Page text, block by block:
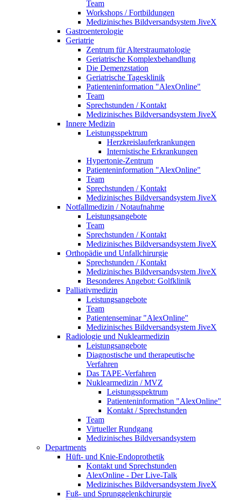
Team
Workshops / Fortbildungen
Medizinisches Bildversandsystem JiveX
Gastroenterologie
Geriatrie
Zentrum für Alterstraumatologie
Geriatrische Komplexbehandlung
Die Demenzstation
Geriatrische Tagesklinik
Patienteninformation "AlexOnline"
Team
Sprechstunden / Kontakt
Medizinisches Bildversandsystem JiveX
Innere Medizin
Leistungsspektrum
Herzkreislauferkrankungen
Internistische Erkrankungen
Hypertonie-Zentrum
Patienteninformation "AlexOnline"
Team
Sprechstunden / Kontakt
Medizinisches Bildversandsystem JiveX
Notfallmedizin / Notaufnahme
Leistungsangebote
Team
Sprechstunden / Kontakt
Medizinisches Bildversandsystem JiveX
Orthopädie und Unfallchirurgie
Sprechstunden / Kontakt
Medizinisches Bildversandsystem JiveX
Besonderes Angebot: Golfklinik
Palliativmedizin
Leistungsangebote
Team
Patientenseminar "AlexOnline"
Medizinisches Bildversandsystem JiveX
Radiologie und Nuklearmedizin
Leistungsangebote
Diagnostische und therapeutische
Verfahren
Das TAPE-Verfahren
Nuklearmedizin / MVZ
Leistungsspektrum
Patienteninformation "AlexOnline"
Kontakt / Sprechstunden
Team
Virtueller Rundgang
Medizinisches Bildversandsystem
Departments
Hüft- und Knie-Endoprothetik
Kontakt und Sprechstunden
AlexOnline - Der Live-Talk
Medizinisches Bildversandsystem JiveX
Fuß- und Sprunggelenkchirurgie